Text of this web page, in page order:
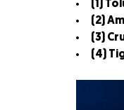
(1)
(2)
(3)
(4)